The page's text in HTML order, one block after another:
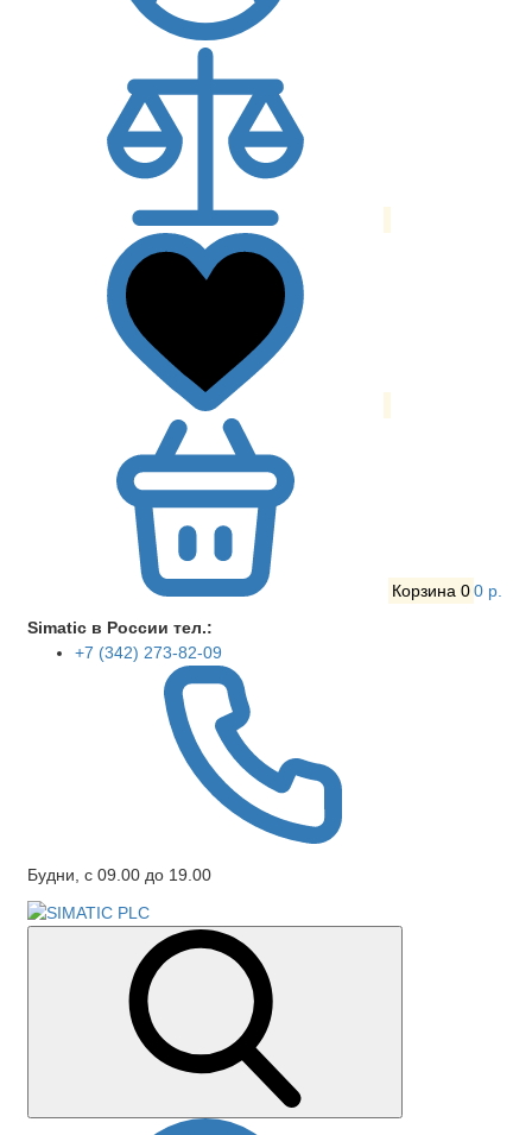
Корзина 00 р.
Simatic в России тел.:
+7 (342) 273-82-09
Будни, с 09.00 до 19.00